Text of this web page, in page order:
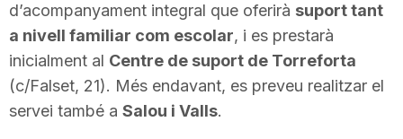
r
a
d’acompanyament integral que oferirà suport tant
a nivell familiar com escolar, i es prestarà
inicialment al Centre de suport de Torreforta
(c/Falset, 21). Més endavant, es preveu realitzar el
servei també a Salou i Valls.